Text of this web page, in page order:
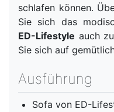
schlafen können.
Sie sich das
ED-Lifestyle auch
Sie sich auf
Ausführung
Sofa von ED-